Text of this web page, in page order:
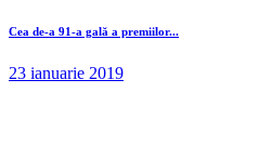
Cea de-a 91-a gală a premiilor...
23 ianuarie 2019